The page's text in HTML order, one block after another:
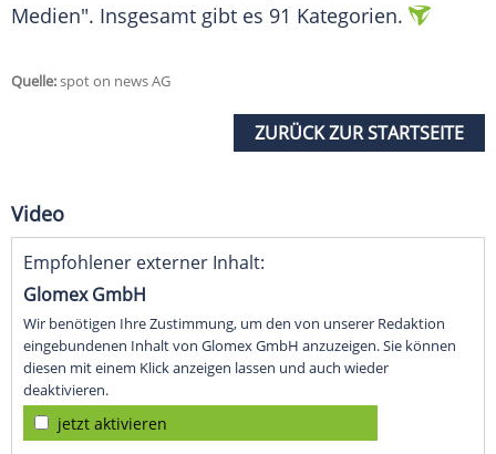
Medien". Insgesamt gibt es 91 Kategorien.
Quelle:spot on news AG
ZURÜCK ZUR STARTSEITE
Video
Empfohlener externer Inhalt:
Glomex GmbH
Wir benötigen Ihre Zustimmung, um den von unserer Redaktion
eingebundenen Inhalt von Glomex GmbH anzuzeigen. Sie können
diesen mit einem Klick anzeigen lassen und auch wieder
deaktivieren.
jetzt aktivieren